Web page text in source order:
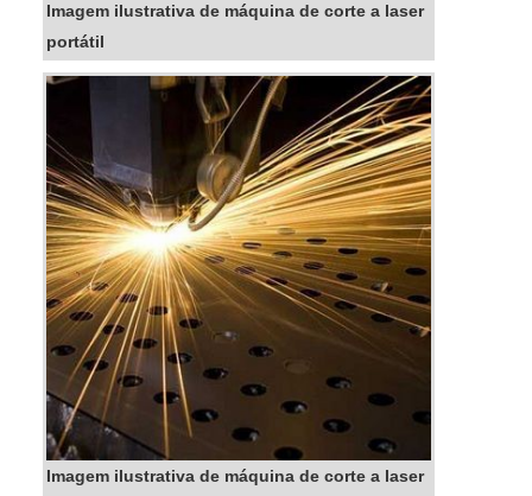
Imagem ilustrativa de máquina de corte a laser
portátil
Imagem ilustrativa de máquina de corte a laser